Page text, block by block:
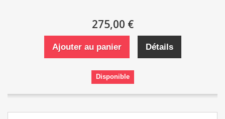
275,00 €
Ajouter au panier Détails
Disponible